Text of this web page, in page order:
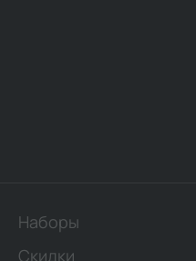
Наборы
Скидки